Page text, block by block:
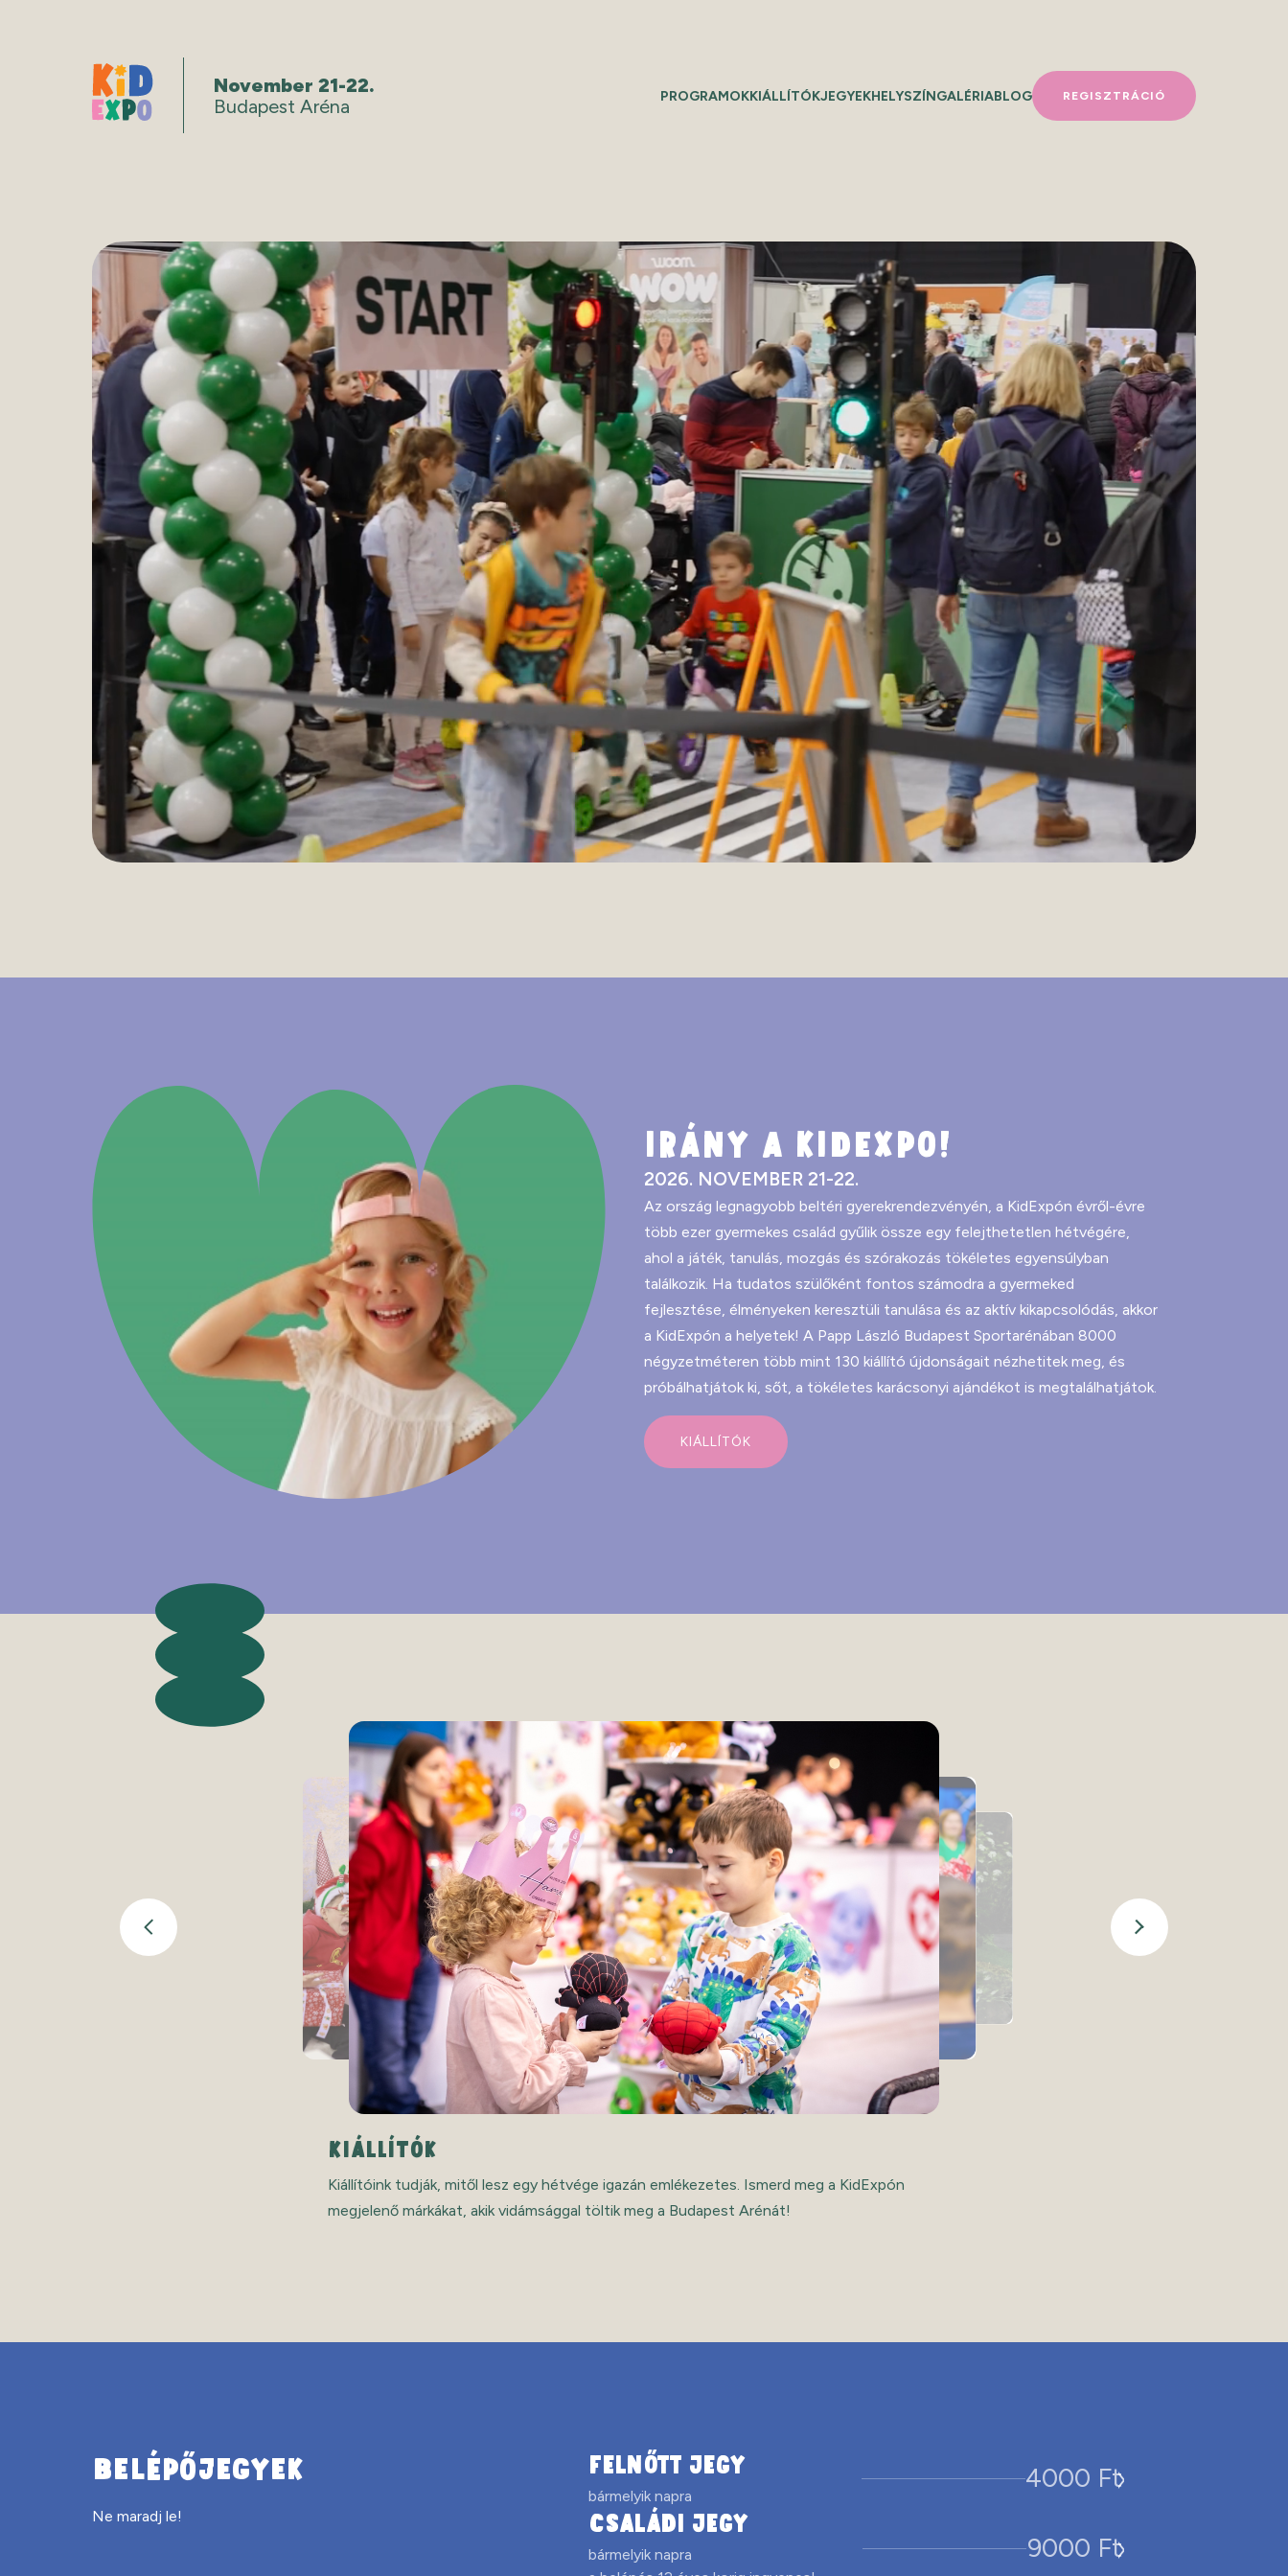
November 21-22.
Budapest Aréna
PROGRAMOKKIÁLLÍTÓKJEGYEKHELYSZÍNGALÉRIABLOG REGISZTRÁCIÓ
IRÁNY A KIDEXPO!
2026. NOVEMBER 21-22.
Az ország legnagyobb beltéri gyerekrendezvényén, a KidExpón évről-évre
több ezer gyermekes család gyűlik össze egy felejthetetlen hétvégére,
ahol a játék, tanulás, mozgás és szórakozás tökéletes egyensúlyban
találkozik. Ha tudatos szülőként fontos számodra a gyermeked
fejlesztése, élményeken keresztüli tanulása és az aktív kikapcsolódás, akkor
a KidExpón a helyetek! A Papp László Budapest Sportarénában 8000
négyzetméteren több mint 130 kiállító újdonságait nézhetitek meg, és
próbálhatjátok ki, sőt, a tökéletes karácsonyi ajándékot is megtalálhatjátok.
KIÁLLÍTÓK
RÓLUNK
Minden évben 2 napra átalakul a Budapest Aréna egy varázslatos játszótérré, ahol kicsik és
nagyok egyaránt remekül szórakoznak. Tudj meg többet a KidExpóról!
BELÉPŐJEGYEK
Ne maradj le!
FELNŐTT JEGY
bármelyik napra
4000 Ft
>
CSALÁDI JEGY
bármelyik napra
9000 Ft
>